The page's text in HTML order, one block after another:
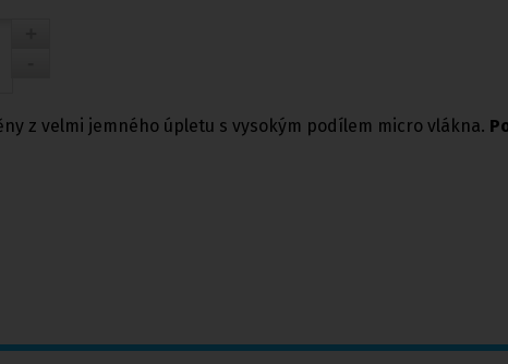
z velmi jemného úpletu s vysokým podílem micro vlákna.